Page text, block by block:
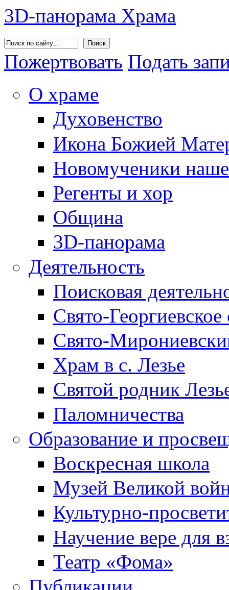
3D-панорама Храма
Пожертвовать Подать
О храме
Духовенство
Икона Божией
Новомученики
Регенты и хор
Община
3D-панорама
Деятельность
Поисковая
Свято-Георгиевское
Свято-
Храм в с. Лезье
Святой родник
Паломничества
Образование и
Воскресная школа
Музей Великой
Культурно-
Научение вере для
Театр «Фома»